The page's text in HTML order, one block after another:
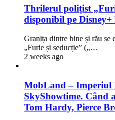
Thrilerul polițist
disponibil pe
Granița dintre bine și rău se
„Furie și seducție” („…
2 weeks ago
MobLand – Imperiul
SkyShowtime. Când
Tom Hardy, Pierce